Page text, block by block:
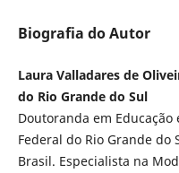
Biografia do Autor
Laura Valladares de
do Rio Grande do Sul
Doutoranda em
Federal do Rio Grande do
Brasil. Especialista na